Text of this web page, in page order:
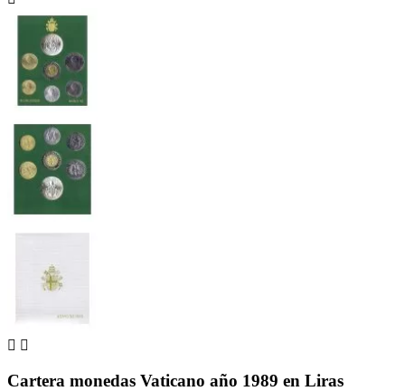
 
Cartera monedas Vaticano año 1989 en Liras